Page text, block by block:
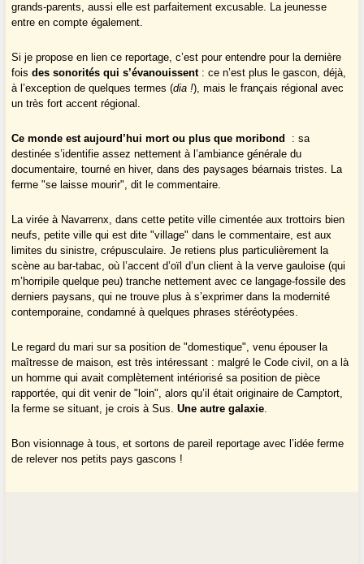
grands-parents, aussi elle est parfaitement excusable. La jeunesse
entre en compte également.
Si je propose en lien ce reportage, c’est pour entendre pour la dernière
foisdes sonorités qui s’évanouissent: ce n’est plus le gascon, déjà,
à l’exception de quelques termes (dia !), mais le français régional avec
un très fort accent régional.
Ce monde est aujourd’hui mort ou plus que moribond
: sa
destinée s’identifie assez nettement à l’ambiance générale du
documentaire, tourné en hiver, dans des paysages béarnais tristes. La
ferme "se laisse mourir", dit le commentaire.
La virée à Navarrenx, dans cette petite ville cimentée aux trottoirs bien
neufs, petite ville qui est dite "village" dans le commentaire, est aux
limites du sinistre, crépusculaire. Je retiens plus particulièrement la
scène au bar-tabac, où l’accent d’oïl d’un client à la verve gauloise (qui
m’horripile quelque peu) tranche nettement avec ce langage-fossile des
derniers paysans, qui ne trouve plus à s’exprimer dans la modernité
contemporaine, condamné à quelques phrases stéréotypées.
Le regard du mari sur sa position de "domestique", venu épouser la
maîtresse de maison, est très intéressant : malgré le Code civil, on a là
un homme qui avait complètement intériorisé sa position de pièce
rapportée, qui dit venir de "loin", alors qu’il était originaire de Camptort,
la ferme se situant, je crois à Sus.Une autre galaxie.
Bon visionnage à tous, et sortons de pareil reportage avec l’idée ferme
de relever nos petits pays gascons !